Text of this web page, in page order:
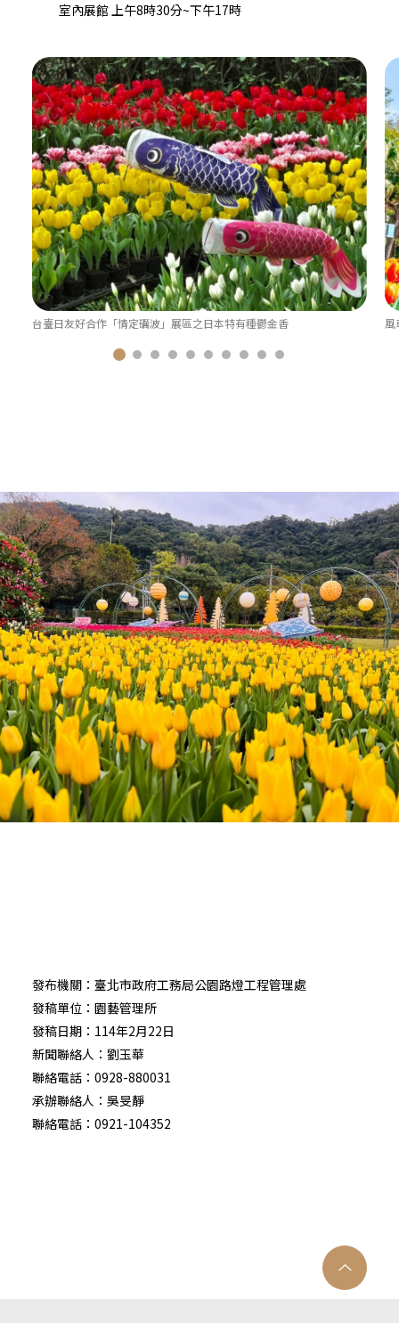
室內展館 上午8時30分~下午17時
台臺日友好合作「情定礪波」展區之日本特有種鬱金香 風
發布機關：臺北市政府工務局公園路燈工程管理處
發稿單位：園藝管理所
發稿日期：114年2月22日
新聞聯絡人：劉玉華
聯絡電話：0928-880031
承辦聯絡人：吳旻靜
聯絡電話：0921-104352